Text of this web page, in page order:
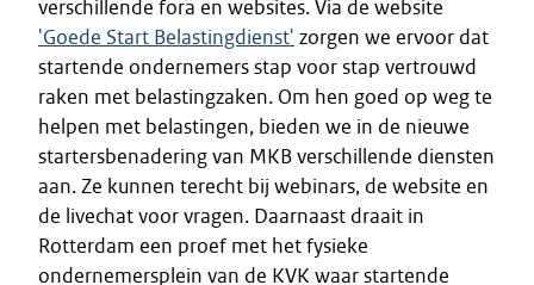
verschillende fora en websites. Via de website
'Goede Start Belastingdienst' zorgen we ervoor dat
startende ondernemers stap voor stap vertrouwd
raken met belastingzaken. Om hen goed op weg te
helpen met belastingen, bieden we in de nieuwe
startersbenadering van MKB verschillende diensten
aan. Ze kunnen terecht bij webinars, de website en
de livechat voor vragen. Daarnaast draait in
Rotterdam een proef met het fysieke
ondernemersplein van de KVK waar startende